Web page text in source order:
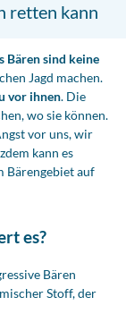
retten kann
Bären sind keine
Jagd machen.
vor ihnen. Die
wo sie können.
vor uns, wir
kann es
Bärengebiet auf
es?
Bären
Stoff, der